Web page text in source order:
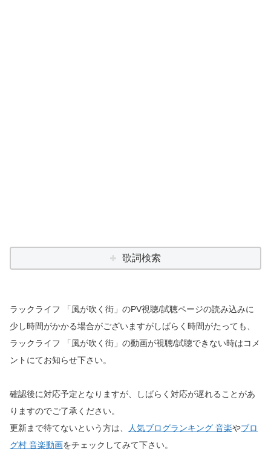
歌詞検索
ラックライフ 「風が吹く街」のPV視聴/試聴ページの読み込みに
少し時間がかかる場合がございますがしばらく時間がたっても、
ラックライフ 「風が吹く街」の動画が視聴/試聴できない時はコメ
ントにてお知らせ下さい。
確認後に対応予定となりますが、しばらく対応が遅れることがあ
りますのでご了承ください。
更新まで待てないという方は、
人気ブログランキング 音楽やブロ
グ村 音楽動画をチェックしてみて下さい。